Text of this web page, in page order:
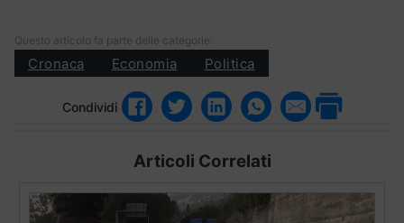
Questo articolo fa parte delle categorie:
Cronaca Economia Politica
Condividi
Articoli Correlati